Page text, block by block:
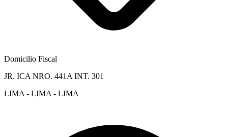
Domicilio Fiscal
JR. ICA NRO. 441A INT. 301
LIMA - LIMA - LIMA